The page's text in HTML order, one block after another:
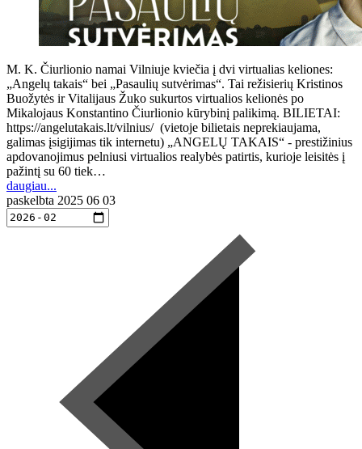
M. K. Čiurlionio namai Vilniuje kviečia į dvi virtualias keliones:
„Angelų takais“ bei „Pasaulių sutvėrimas“. Tai režisierių Kristinos
Buožytės ir Vitalijaus Žuko sukurtos virtualios kelionės po
Mikalojaus Konstantino Čiurlionio kūrybinį palikimą. BILIETAI:
https://angelutakais.lt/vilnius/ (vietoje bilietais neprekiaujama,
galimas įsigijimas tik internetu) „ANGELŲ TAKAIS“ - prestižinius
apdovanojimus pelniusi virtualios realybės patirtis, kurioje leisitės į
pažintį su 60 tiek…
daugiau...
paskelbta 2025 06 03